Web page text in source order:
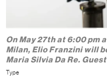
On May 27th at 6:00 pm
Milan, Elio Franzini will
Maria Silvia Da Re.
Type